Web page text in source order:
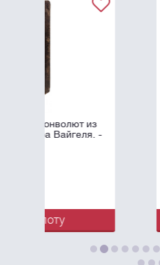
Отечественная
общество:
издание : [в 7
Дживелегова,